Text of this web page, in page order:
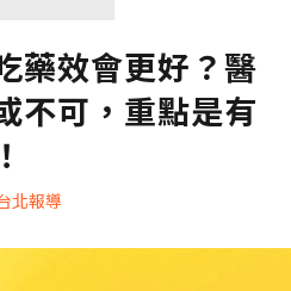
藥效會更好？醫
不可，重點是有
北報導